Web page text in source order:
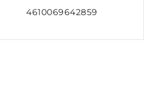
4610069642859